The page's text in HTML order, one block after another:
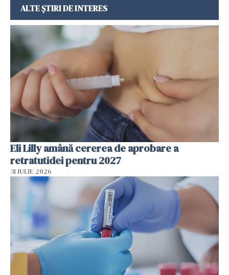
ALTE ȘTIRI DE INTERES
Eli Lilly amână cererea de aprobare a
retratutidei pentru 2027
31 IULIE 2026